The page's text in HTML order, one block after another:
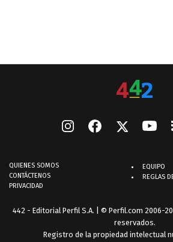
QUIENES SOMOS
CONTÁCTENOS
PRIVACIDAD
EQUIPO
REGLAS
442 - Editorial Perfil S.A. | © Perfil.com 2006-
reservados.
Registro de la propiedad intelectual